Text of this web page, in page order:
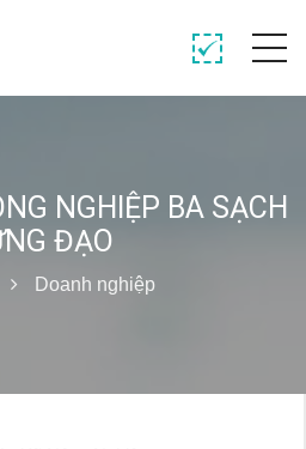
NGHIỆP BA SẠCH
ĐẠO
Doanh nghiệp